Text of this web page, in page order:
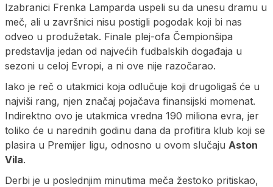
Izabranici Frenka Lamparda uspeli su da unesu dramu u
meč, ali u završnici nisu postigli pogodak koji bi nas
odveo u produžetak. Finale plej-ofa Čempionšipa
predstavlja jedan od najvećih fudbalskih događaja u
sezoni u celoj Evropi, a ni ove nije razočarao.
Iako je reč o utakmici koja odlučuje koji drugoligaš će u
najviši rang, njen značaj pojačava finansijski momenat.
Indirektno ovo je utakmica vredna 190 miliona evra, jer
toliko će u narednih godinu dana da profitira klub koji se
plasira u Premijer ligu, odnosno u ovom slučaju Aston
Vila.
Derbi je u poslednjim minutima meča žestoko pritiskao,